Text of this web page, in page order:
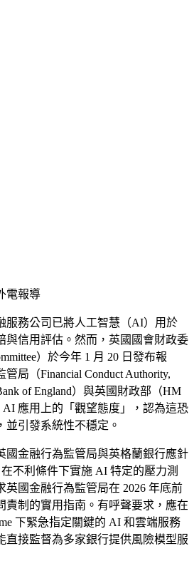
電報導
服務公司已將人工智慧（AI）用於
與信用評估。然而，英國國會財政委
）於今年 1 月 20 日發布報
局（Financial Conduct Authority,
of England）與英國財政部（HM
AI 應用上的「觀望態度」，認為這恐
並引發系統性不穩定。
國金融行為監管局與英格蘭銀行應針
不利條件下實施 AI 特定的壓力測
英國金融行為監管局在 2026 年底前
責制的實用指南。有呼聲要求，應在
下緊急指定關鍵的 AI 和雲端服務
直接監督為多家銀行提供風險模型服